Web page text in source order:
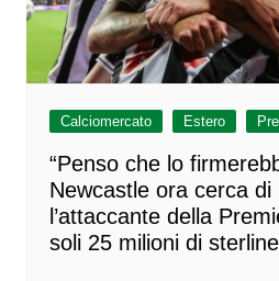
Calciomercato Estero
“Penso che lo
Newcastle ora cerca di
l’attaccante della
soli 25 milioni di sterline